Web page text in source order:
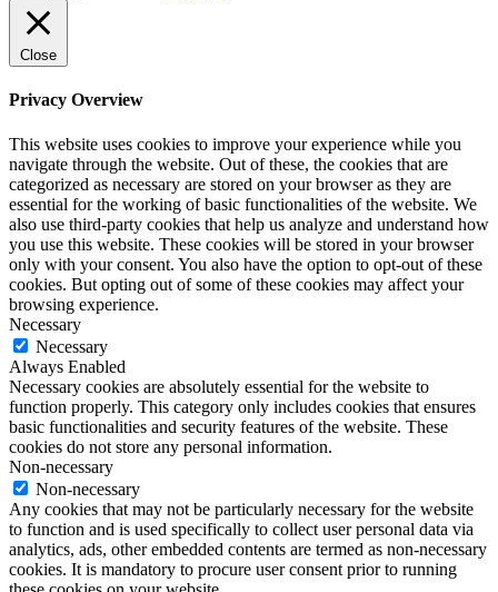
Close
Privacy Overview
This website uses cookies to improve your experience while you
navigate through the website. Out of these, the cookies that are
categorized as necessary are stored on your browser as they are
essential for the working of basic functionalities of the website. We
also use third-party cookies that help us analyze and understand how
you use this website. These cookies will be stored in your browser
only with your consent. You also have the option to opt-out of these
cookies. But opting out of some of these cookies may affect your
browsing experience.
Necessary
Necessary
Always Enabled
Necessary cookies are absolutely essential for the website to
function properly. This category only includes cookies that ensures
basic functionalities and security features of the website. These
cookies do not store any personal information.
Non-necessary
Non-necessary
Any cookies that may not be particularly necessary for the website
to function and is used specifically to collect user personal data via
analytics, ads, other embedded contents are termed as non-necessary
cookies. It is mandatory to procure user consent prior to running